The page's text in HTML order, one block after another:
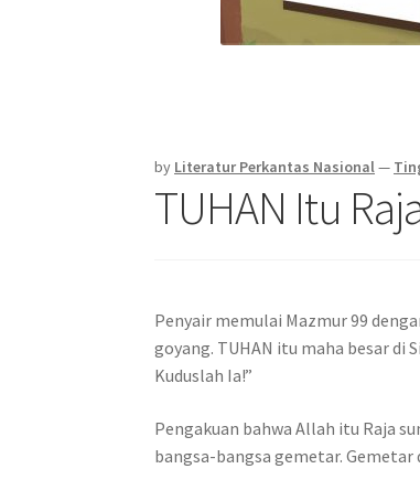
by Literatur Perkantas Nasional—
TUHAN Itu
Penyair memulai Mazmur 99
goyang. TUHAN itu maha besar di
Kuduslah Ia!”
Pengakuan bahwa Allah itu Raja
bangsa-bangsa gemetar.